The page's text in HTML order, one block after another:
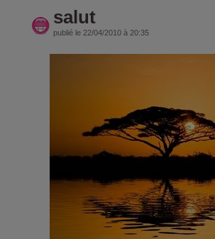
salut
publié le 22/04/2010 à 20:35